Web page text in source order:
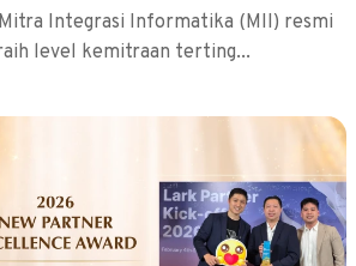
Integrasi Informatika (MII) resmi
level kemitraan terting...